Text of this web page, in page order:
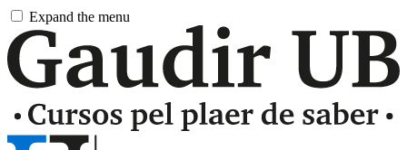
Pasar
contingut
principal
Expand the menu